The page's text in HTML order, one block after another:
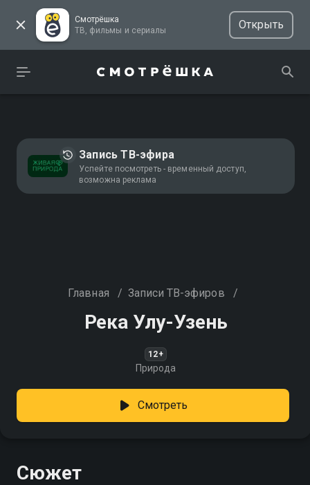
Смотрёшка
ТВ, фильмы и сериалы
Открыть
Запись ТВ-эфира
Успейте посмотреть - временный доступ,
возможна реклама
Главная / Записи ТВ-эфиров /
Река Улу-Узень
12+
Природа
Смотреть
Сюжет